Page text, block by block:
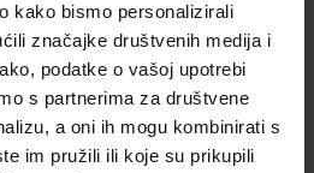
kako bismo personalizirali
značajke društvenih medija i
podatke o vašoj upotrebi
s partnerima za društvene
a oni ih mogu kombinirati s
im pružili ili koje su prikupili
5445